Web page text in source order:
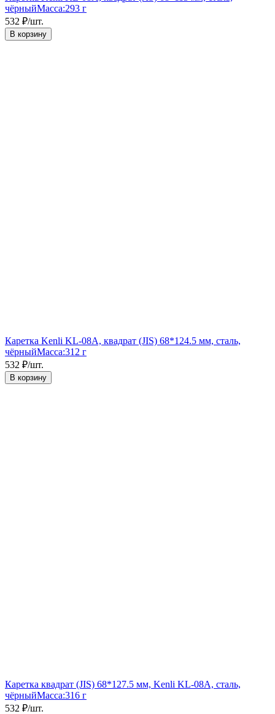
чёрныйМасса:293 г
532 ₽/шт.
В корзину
Каретка Kenli KL-08A, квадрат (JIS) 68*124.5 мм, сталь,
чёрныйМасса:312 г
532 ₽/шт.
В корзину
Каретка квадрат (JIS) 68*127.5 мм, Kenli KL-08A, сталь,
чёрныйМасса:316 г
532 ₽/шт.